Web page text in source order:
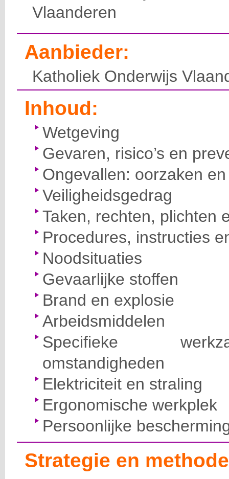
Vlaanderen
Aanbieder:
Katholiek Onderwijs
Inhoud:
Wetgeving
Gevaren, risico’s en
Ongevallen: oorzaken
Veiligheidsgedrag
Taken, rechten, plichten
Procedures, instructies
Noodsituaties
Gevaarlijke stoffen
Brand en explosie
Arbeidsmiddelen
Specifieke
omstandigheden
Elektriciteit en straling
Ergonomische werkplek
Persoonlijke
Strategie en